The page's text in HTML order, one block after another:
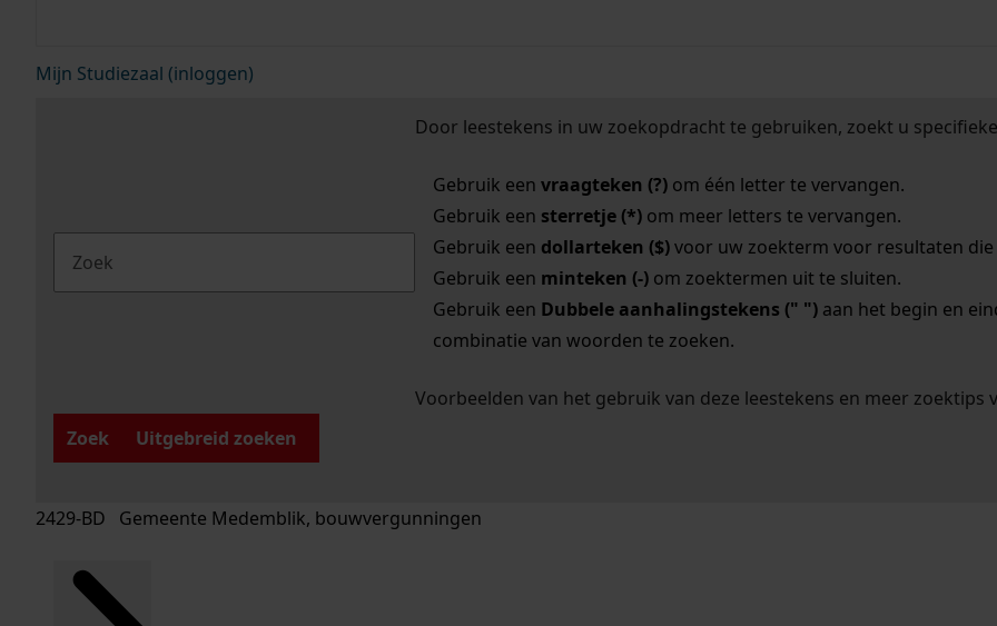
Mijn Studiezaal (inloggen)
Door leestekens in uw zoekopdracht te gebruiken, zoekt u
Gebruik een vraagteken (?)om één letter te vervangen.
Gebruik een sterretje (*)om meer letters te vervangen.
Gebruik een dollarteken ($)voor uw zoekterm voor resultaten die
Gebruik een minteken (-)om zoektermen uit te sluiten.
Gebruik een Dubbele aanhalingstekens (" ")aan het begin en
combinatie van woorden te zoeken.
Voorbeelden van het gebruik van deze leestekens en meer zoektips
Zoek
Uitgebreid zoeken
2429-BD Gemeente Medemblik, bouwvergunningen